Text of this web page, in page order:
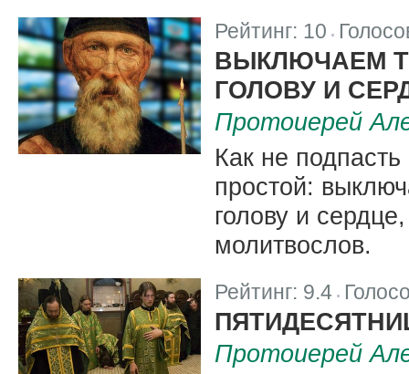
Рейтинг: 10
ВЫКЛЮЧАЕМ
ГОЛОВУ И
Протоиерей
Как не
простой:
голову и
молитвослов.
Рейтинг: 9.4
Протоиерей